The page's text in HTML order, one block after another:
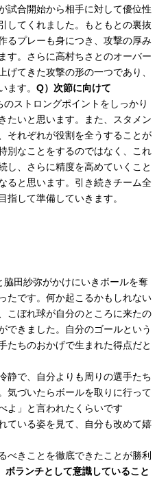
試合開始から相手に対して優位性
してくれました。もともとの裏抜
るプレーも身につき、攻撃の厚み
す。さらに高村ちさとのオーバー
げてきた攻撃の形の一つであり、
ます。 Q）次節に向けて
ストロングポイントをしっかり
たいと思います。また、スタメン
それぞれが役割を全うすることが
別なことをするのではなく、これ
し、さらに精度を高めていくこと
ると思います。引き続きチーム全
指して準備していきます。
田紗弥がかけにいきボールを奪
たです。何か起こるかもしれない
こぼれ球が自分のところに来たの
できました。自分のゴールという
たちのおかげで生まれた得点だと
静で、自分よりも周りの選手たち
気づいたらボールを取りに行って
よ」と言われたくらいです
ている姿を見て、自分も改めて嬉
べきことを徹底できたことが勝利
ボランチとして意識していること